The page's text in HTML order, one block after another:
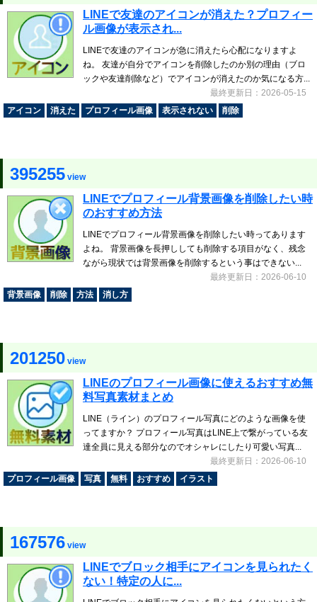
LINEで友達のアイコンが消えた？プロフィー
ル画像が表示され...
LINEで友達のアイコンが急に消えたら心配になりますよ
ね。 友達が自分でアイコンを削除したのか別の理由（ブロ
ックや友達削除など）でアイコンが消えたのか気になる方...
最終更新日：2026-05-15
アイコン
消えた プロフィール画像 表示されない 削除
395255 view
LINEでプロフィール背景画像を削除したい時
のおすすめ方法
LINEでプロフィール背景画像を削除したい時ってあります
よね。 背景画像を長押ししても削除する項目がなく、残念
ながら現状では背景画像を削除するという事はできない...
最終更新日：2026-06-10
背景画像
削除 方法 消し方
201250 view
LINEのプロフィール画像に使えるおすすめ無
料写真素材まとめ
LINE（ライン）のプロフィール写真にどのような画像を使
ってますか？ プロフィール写真はLINE上で繋がっている友
達全員に見える部分なのでオシャレにしたり可愛い写真...
最終更新日：2026-06-10
プロフィール画像
写真 無料 おすすめ イラスト
167576 view
LINEでブロック相手にアイコンを見られたく
ない！特定の人に...